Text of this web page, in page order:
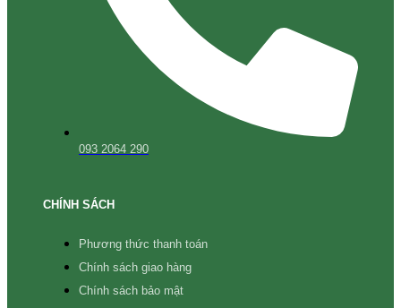
093 2064 290
CHÍNH SÁCH
Phương thức thanh toán
Chính sách giao hàng
Chính sách bảo mật